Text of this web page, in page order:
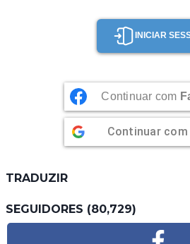
INICIAR
Continuar com
Continuar com
TRADUZIR
SEGUIDORES (80,729)